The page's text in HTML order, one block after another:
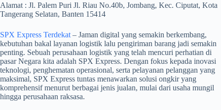
Alamat : Jl. Palem Puri Jl. Riau No.40b, Jombang, Kec. Ciputat, Kota
Tangerang Selatan, Banten 15414
SPX Express Terdekat – Jaman digital yang semakin berkembang,
kebutuhan bakal layanan logistik lalu pengiriman barang jadi semakin
penting. Sebuah perusahaan logistik yang telah mencuri perhatian di
pasar Negara kita adalah SPX Express. Dengan fokus kepada inovasi
teknologi, penghematan operasional, serta pelayanan pelanggan yang
maksimal, SPX Express tuntas menawarkan solusi ongkir yang
komprehensif menurut berbagai jenis jualan, mulai dari usaha mungil
hingga perusahaan raksasa.